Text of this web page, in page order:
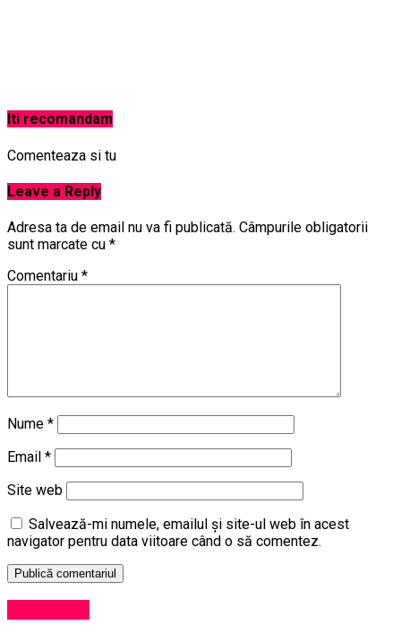
Iti recomandam
Comenteaza si tu
Leave a Reply
Adresa ta de email nu va fi publicată. Câmpurile obligatorii
sunt marcate cu *
Comentariu *
Nume *
Email *
Site web
Salvează-mi numele, emailul și site-ul web în acest
navigator pentru data viitoare când o să comentez.